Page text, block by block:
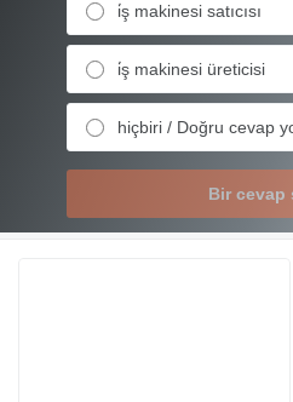
i̇ş makinesi satıcısı
i̇ş makinesi üreticisi
hiçbiri / Doğru cevap
Bir cevap